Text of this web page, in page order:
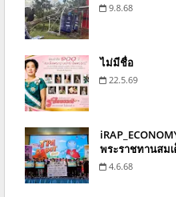
9.8.68
ไม่มีชื่อ
22.5.69
พระราชทานสม
4.6.68